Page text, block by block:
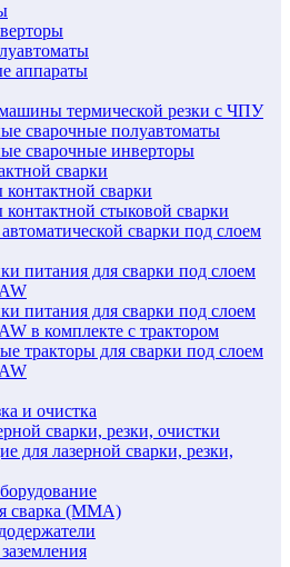
аппараты
термической резки с ЧПУ
сварочные полуавтоматы
сварочные инверторы
сварки
сварки
стыковой сварки
сварки под слоем
питания для сварки под слоем
питания для сварки под слоем
в комплекте с трактором
тракторы для сварки под слоем
и очистка
сварки, резки, очистки
для лазерной сварки, резки,
сварка (MMA)